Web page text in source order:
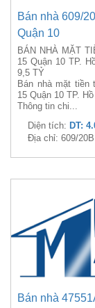
Bán nhà 609/
Quận 10
BÁN NHÀ MẶT
15 Quận 10 TP.
9,5 TỶ
Bán nhà mặt tiền
15 Quận 10 TP.
Thông tin chi...
Diện tích: DT:
Địa chỉ: 609/
Bán nhà